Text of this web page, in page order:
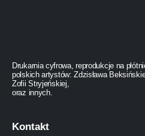
Drukarnia cyfrowa, reprodukcje na
polskich artystów: Zdzisława
Zofii Stryjeńskiej,
oraz innych.
Kontakt